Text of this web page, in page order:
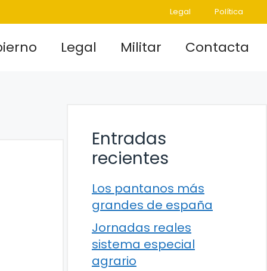
Legal Política
Legal Militar Contacta
Entradas
recientes
Los pantanos más
grandes de españa
Jornadas reales
sistema especial
agrario